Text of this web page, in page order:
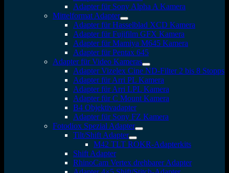
Adapter für Sony Alpha A Kamera
Mittelformat Adapter
Adapter für Hasselblad XCD Kamera
Adapter für Fujifilm GFX Kamera
Adapter für Mamiya M645 Kamera
Adapter für Pentax 645
Adapter für Video Kameras
Adapter Vizelex Cine ND-Filter 2 bis 8 Stopps
Adapter für Arri PL Kamera
Adapter für Arri LPL Kamera
Adapter für C Mount Kamera
B4 Objektivadapter
Adapter für Sony FZ Kamera
Fotodiox Spezial Adapter
Tilt/Shift Adapter
M42 TLT ROKR-Adapterkits
Shift Adapter
RhinoCam Vertex drehbarer Adapter